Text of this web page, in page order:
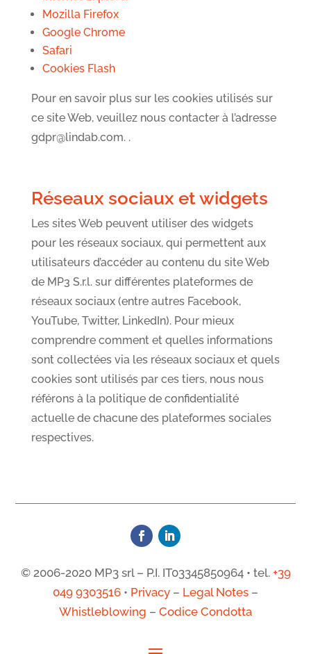
Mozilla Firefox
Google Chrome
Safari
Cookies Flash
Pour en savoir plus sur les cookies utilisés sur
ce site Web, veuillez nous contacter à l’adresse
gdpr@lindab.com. .
Réseaux sociaux et widgets
Les sites Web peuvent utiliser des widgets
pour les réseaux sociaux, qui permettent aux
utilisateurs d’accéder au contenu du site Web
de MP3 S.r.l. sur différentes plateformes de
réseaux sociaux (entre autres Facebook,
YouTube, Twitter, LinkedIn). Pour mieux
comprendre comment et quelles informations
sont collectées via les réseaux sociaux et quels
cookies sont utilisés par ces tiers, nous nous
référons à la politique de confidentialité
actuelle de chacune des plateformes sociales
respectives.
© 2006-2020 MP3 srl – P.I. IT03345850964 • tel. +39
049 9303516 • Privacy – Legal Notes –
Whistleblowing – Codice Condotta